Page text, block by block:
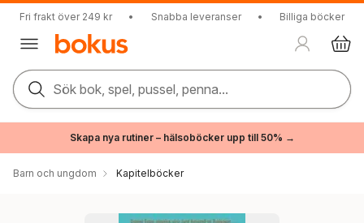
Fri frakt över 249 kr • Snabba leveranser • Billiga böcker
Sök bok, spel, pussel, penna...
Skapa nya rutiner – hälsoböcker upp till 50% →
Barn och ungdom Kapitelböcker